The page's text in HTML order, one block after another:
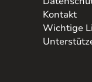
Kontakt
Wichtige